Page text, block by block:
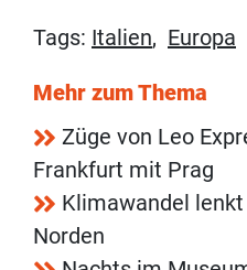
Tags: Italien, Europa
Mehr zum Thema
Züge von Leo
Frankfurt mit Prag
Klimawandel
Norden